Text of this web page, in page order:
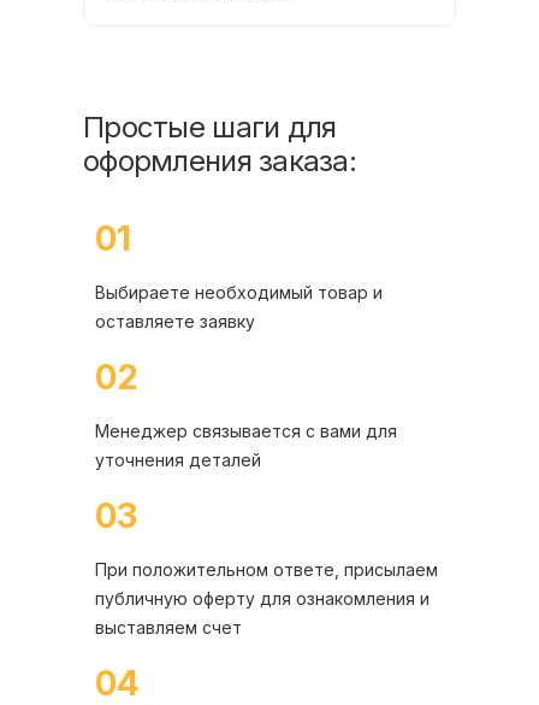
Простые шаги для
оформления заказа:
01
Выбираете необходимый товар и
оставляете заявку
02
Менеджер связывается с вами для
уточнения деталей
03
При положительном ответе, присылаем
публичную оферту для ознакомления и
выставляем счет
04